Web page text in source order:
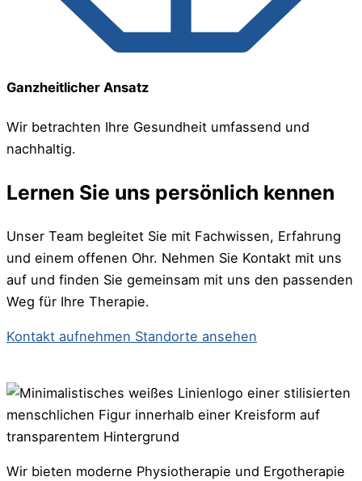
Ganzheitlicher Ansatz
Wir betrachten Ihre Gesundheit umfassend und
nachhaltig.
Lernen Sie uns persönlich kennen
Unser Team begleitet Sie mit Fachwissen, Erfahrung
und einem offenen Ohr. Nehmen Sie Kontakt mit uns
auf und finden Sie gemeinsam mit uns den passenden
Weg für Ihre Therapie.
Kontakt aufnehmen Standorte ansehen
Wir bieten moderne Physiotherapie und Ergotherapie